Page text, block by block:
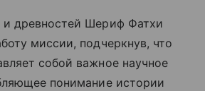
древностей Шериф Фатхи
миссии, подчеркнув, что
собой важное научное
понимание истории